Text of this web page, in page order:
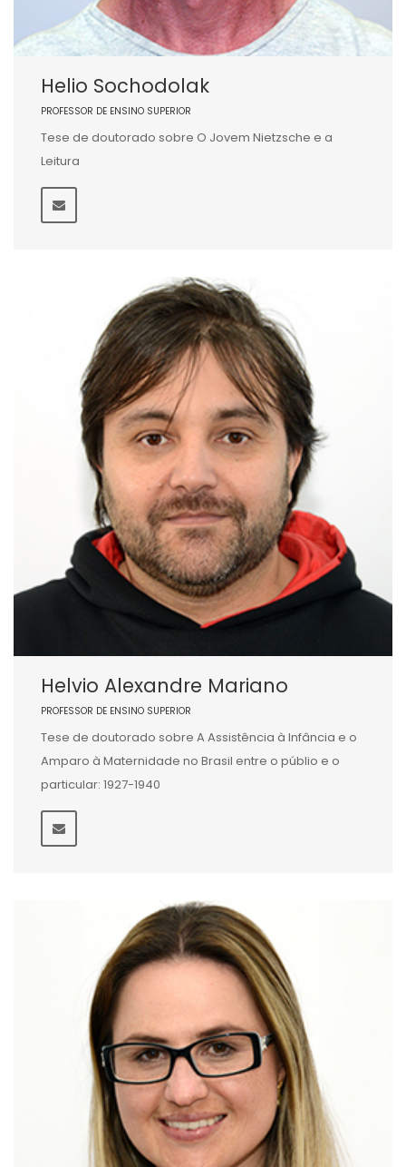
Helio Sochodolak
PROFESSOR DE ENSINO SUPERIOR
Tese de doutorado sobre O Jovem Nietzsche e a
Leitura
Helvio Alexandre Mariano
PROFESSOR DE ENSINO SUPERIOR
Tese de doutorado sobre A Assistência à Infância e o
Amparo à Maternidade no Brasil entre o públio e o
particular: 1927-1940